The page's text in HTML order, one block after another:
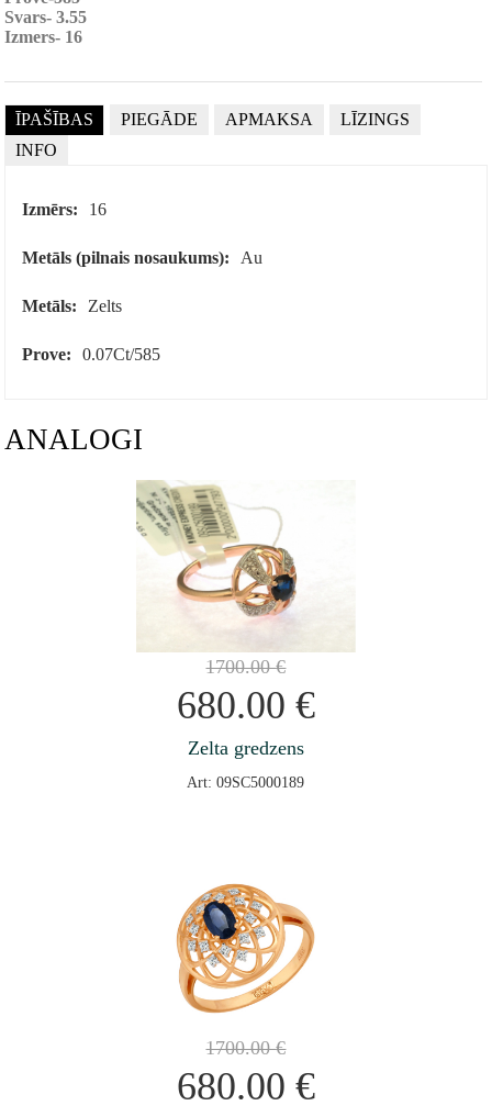
Svars- 3.55
Izmers- 16
ĪPAŠĪBAS PIEGĀDE APMAKSA
LĪZINGS
INFO
Izmērs: 16
Metāls (pilnais nosaukums): Au
Metāls: Zelts
Prove: 0.07Ct/585
ANALOGI
1700.00€
680.00 €
Zelta gredzens
Art: 09SC5000189
1700.00€
680.00 €